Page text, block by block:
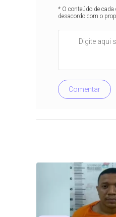
* O conteúdo de
desacordo com o
Comentar